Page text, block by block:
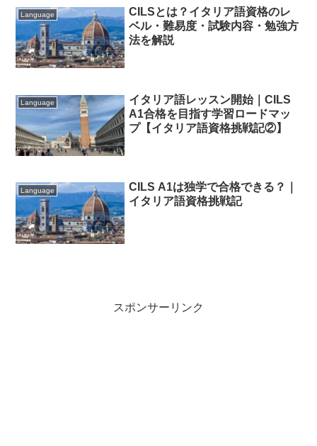
Language
CILSとは？イタリア語資格のレ
ベル・難易度・試験内容・勉強方
法を解説
Language
イタリア語レッスン開始｜CILS
A1合格を目指す学習ロードマッ
プ【イタリア語資格挑戦記②】
Language
CILS A1は独学で合格できる？｜
イタリア語資格挑戦記
スポンサーリンク